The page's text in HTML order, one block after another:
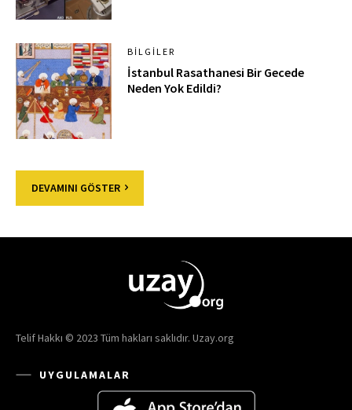
BILGILER
İstanbul Rasathanesi Bir Gecede
Neden Yok Edildi?
DEVAMINI GÖSTER
Telif Hakkı © 2023 Tüm hakları saklıdır. Uzay.org
UYGULAMALAR